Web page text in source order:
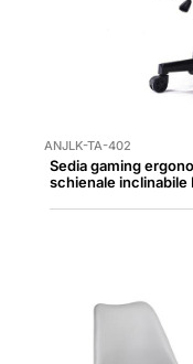
ANJLK-TA-402
Sedia gaming
schienale inclinabile